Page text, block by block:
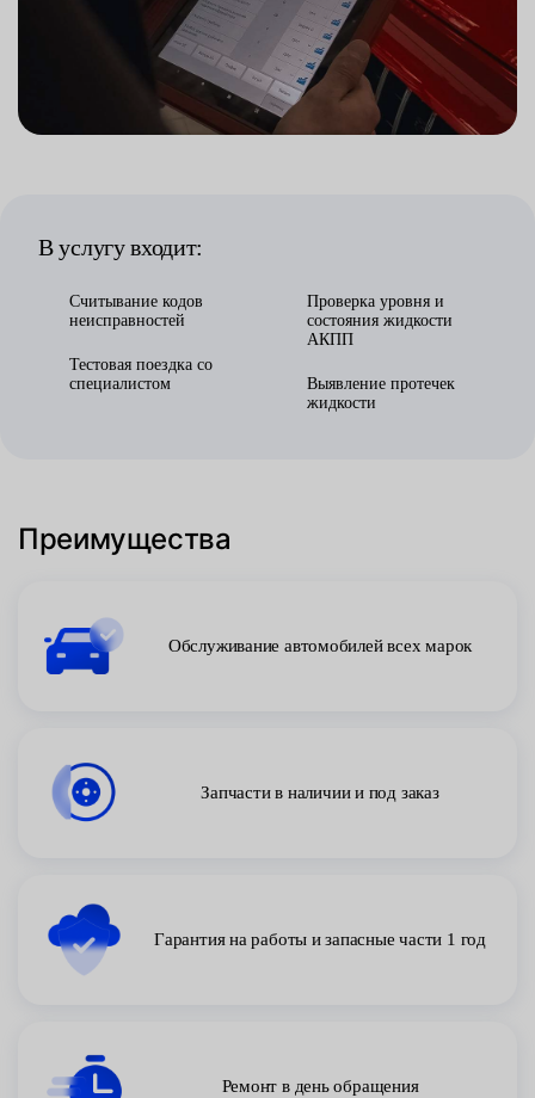
В услугу входит:
Считывание кодов
неисправностей
Тестовая поездка со
специалистом
Проверка уровня и
состояния жидкости
АКПП
Выявление протечек
жидкости
Преимущества
Обслуживание автомобилей всех марок
Запчасти в наличии и под заказ
Гарантия на работы и запасные части 1 год
Ремонт в день обращения